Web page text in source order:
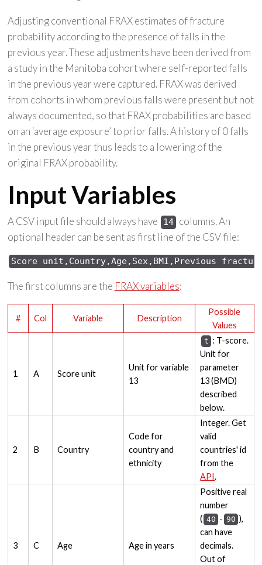
Adjusting conventional FRAX estimates of fracture
probability according to the presence of falls in the
previous year. These adjustments have been derived from
a study in the Manitoba cohort where self-reported falls
in the previous year were captured. FRAX was derived
from cohorts in whom previous falls were present but not
always documented, so that FRAX probabilities are based
on an ‘average exposure’ to prior falls. A history of 0 falls
in the previous year thus leads to a lowering of the
original FRAX probability.
Input Variables
A CSV input file should always have 14 columns. An
optional header can be sent as first line of the CSV file:
Score unit,Country,Age,Sex, BMI,Previous
The first columns are the FRAX variables:
# Col Variable Description
Possible
Values
1 A Score unit
Unit for variable
13
t : T-score.
Unit for
parameter
13 (BMD)
described
below.
2 B Country
Code for
country and
ethnicity
Integer. Get
valid
countries' id
from the
API.
3 C Age Age in years
Positive real
number
( 40 - 90 ),
can have
decimals.
Out of